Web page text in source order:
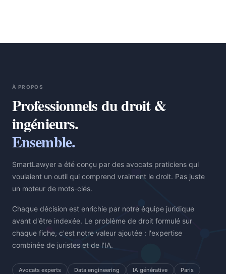
À PROPOS
Professionnels du droit &
ingénieurs.
Ensemble.
SmartLawyer a été conçu par des avocats praticiens qui
voulaient un outil qui comprend vraiment le droit. Pas juste
un moteur de mots-clés.
Chaque décision est enrichie par notre équipe juridique
avant d'être indexée. Le problème de droit formulé sur
chaque fiche, c'est notre valeur ajoutée : l'expertise
combinée de juristes et de l'IA.
Avocats experts Data engineering IA générative Paris